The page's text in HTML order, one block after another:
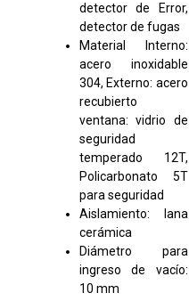
detector de Error,
detector de fugas
Material Interno:
acero inoxidable
304, Externo: acero
recubierto
ventana: vidrio de
seguridad
temperado 12T,
Policarbonato 5T
para seguridad
Aislamiento: lana
cerámica
Diámetro para
ingreso de vacío:
10 mm